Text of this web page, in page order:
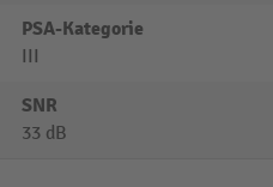
PSA-Kategorie
III
SNR
33 dB